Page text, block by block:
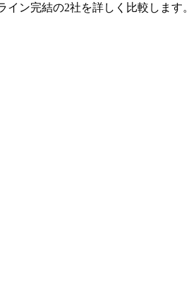
ン完結の2社を詳しく比較します。